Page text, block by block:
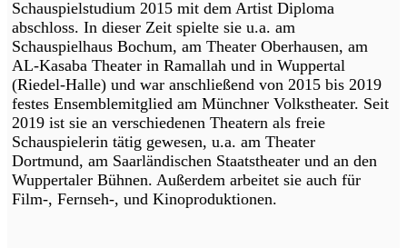
Schauspielstudium 2015 mit dem Artist Diploma
abschloss. In dieser Zeit spielte sie u.a. am
Schauspielhaus Bochum, am Theater Oberhausen, am
AL-Kasaba Theater in Ramallah und in Wuppertal
(Riedel-Halle) und war anschließend von 2015 bis 2019
festes Ensemblemitglied am Münchner Volkstheater. Seit
2019 ist sie an verschiedenen Theatern als freie
Schauspielerin tätig gewesen, u.a. am Theater
Dortmund, am Saarländischen Staatstheater und an den
Wuppertaler Bühnen. Außerdem arbeitet sie auch für
Film-, Fernseh-, und Kinoproduktionen.